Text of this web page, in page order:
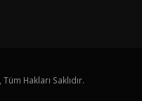
Hakları Saklıdır.